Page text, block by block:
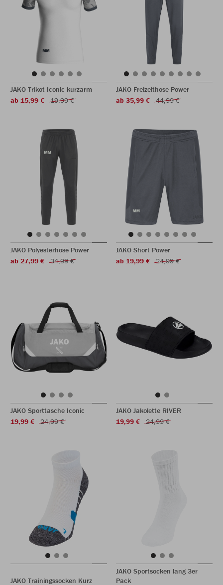
JAKO Trikot Iconic kurzarm
ab 15,99 €
19,99 €
JAKO Freizeithose Power
ab 35,99 €
44,99 €
JAKO Polyesterhose Power
ab 27,99 €
34,99 €
JAKO Short Power
ab 19,99 €
24,99 €
JAKO Sporttasche Iconic
19,99 €
24,99 €
JAKO Jakolette RIVER
19,99 €
24,99 €
JAKO Trainingssocken Kurz
JAKO Sportsocken lang 3er
Pack